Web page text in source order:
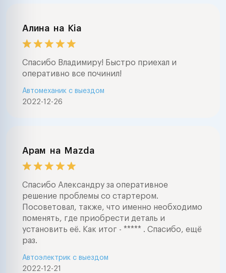
Алина на Kia
Спасибо Владимиру! Быстро приехал и
оперативно все починил!
2022-12-26
Автомеханик с выездом
Арам на Mazda
Спасибо Александру за оперативное
решение проблемы со стартером.
Посоветовал, также, что именно необходимо
поменять, где приобрести деталь и
установить её. Как итог - ***** . Спасибо, ещё
раз.
2022-12-21
Автоэлектрик с выездом